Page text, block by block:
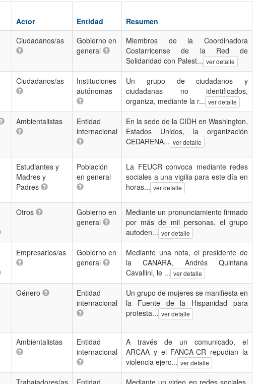
Actor Entidad
Resumen
Ciudadanos/as
Gobierno en
general
Miembros de la Coordinadora
Costarricense de la Red de
Solidaridad con Palest... ver detalle
Ciudadanos/as
Instituciones
autónomas
Un grupo de ciudadanos y
ciudadanas no identificados,
organiza, mediante la r... ver detalle
Ambientalistas
Entidad
internacional
En la sede de la CIDH en Washington,
Estados Unidos, la organización
CEDARENA... ver detalle
Estudiantes y
Madres y
Padres
Población
en general
La FEUCR convoca mediante redes
sociales a una vigilia para este día en
horas... ver detalle
Otros
Gobierno en
general
Mediante un pronunciamiento firmado
por más de mil personas, el grupo
autoden... ver detalle
Empresarios/as
Gobierno en
general
Mediante una nota, el presidente de
la CANARA, Andrés Quintana
Cavallini, le ... ver detalle
Género
Entidad
internacional
Un grupo de mujeres se manifiesta en
la Fuente de la Hispanidad para
protesta... ver detalle
Ambientalistas
Entidad
internacional
A través de un comunicado, el
ARCAA y el FANCA-CR repudian la
violencia ejerc... ver detalle
Trabajadores/as Entidad Mediante un video en redes sociales,